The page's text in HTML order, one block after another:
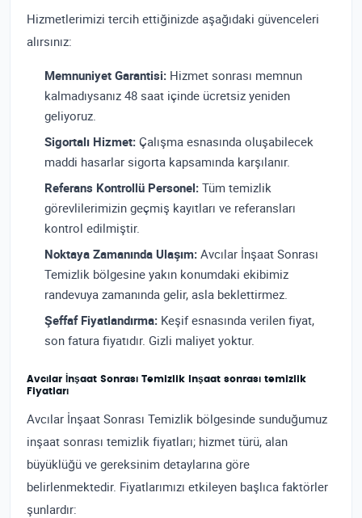
Hizmetlerimizi tercih ettiğinizde aşağıdaki güvenceleri
alırsınız:
Memnuniyet Garantisi: Hizmet sonrası memnun
kalmadıysanız 48 saat içinde ücretsiz yeniden
geliyoruz.
Sigortalı Hizmet: Çalışma esnasında oluşabilecek
maddi hasarlar sigorta kapsamında karşılanır.
Referans Kontrollü Personel: Tüm temizlik
görevlilerimizin geçmiş kayıtları ve referansları
kontrol edilmiştir.
Noktaya Zamanında Ulaşım: Avcılar İnşaat Sonrası
Temizlik bölgesine yakın konumdaki ekibimiz
randevuya zamanında gelir, asla beklettirmez.
Şeffaf Fiyatlandırma: Keşif esnasında verilen fiyat,
son fatura fiyatıdır. Gizli maliyet yoktur.
Avcılar İnşaat Sonrası Temizlik Inşaat sonrası temizlik
Fiyatları
Avcılar İnşaat Sonrası Temizlik bölgesinde sunduğumuz
inşaat sonrası temizlik fiyatları; hizmet türü, alan
büyüklüğü ve gereksinim detaylarına göre
belirlenmektedir. Fiyatlarımızı etkileyen başlıca faktörler
şunlardır: